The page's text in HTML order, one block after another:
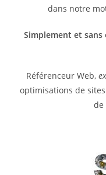
dans notre
Simplement et
Référenceur Web,
optimisations de
de